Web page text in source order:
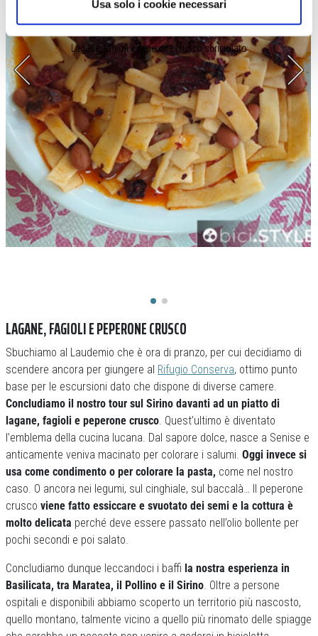
Usa solo i cookie necessari
Lagane, fagioli e peperone crusco sbriciolato
LAGANE, FAGIOLI E PEPERONE CRUSCO
Sbuchiamo al Laudemio che è ora di pranzo, per cui decidiamo di
scendere ancora per giungere al Rifugio Conserva, ottimo punto
base per le escursioni dato che dispone di diverse camere.
Concludiamo il nostro tour sul Sirino davanti ad un piatto di
lagane, fagioli e peperone crusco . Quest’ultimo è diventato
l’emblema della cucina lucana. Dal sapore dolce, nasce a Senise e
anticamente veniva macinato per colorare i salumi. Oggi invece si
usa come condimento o per colorare la pasta, come nel nostro
caso. O ancora nei legumi, sul cinghiale, sul baccalà… Il peperone
crusco viene fatto essiccare e svuotato dei semi e la cottura è
molto delicata perché deve essere passato nell’olio bollente per
pochi secondi e poi salato.
Concludiamo dunque leccandoci i baffi la nostra esperienza in
Basilicata, tra Maratea, il Pollino e il Sirino . Oltre a persone
ospitali e disponibili abbiamo scoperto un territorio più nascosto,
quello montano, talmente vicino a quello più rinomato delle spiagge